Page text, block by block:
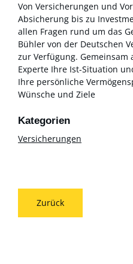
Von Versicherungen und
Absicherung bis zu
allen Fragen rund um das
Bühler von der Deutschen
zur Verfügung.
Experte Ihre Ist-Situation
Ihre persönliche
Wünsche und Ziele
Versicherungen
Zurück